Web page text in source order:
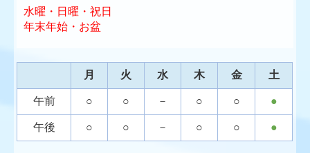
水曜・日曜・祝日
年末年始・お盆
月 火 水 木 金 土
午前 ○ ○ － ○ ○ ●
午後 ○ ○ － ○ ○ ●